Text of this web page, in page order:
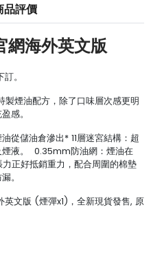
品評價
網海外英文版
。
製煙油配方，除了口味層次感更明
感。
從儲油倉滲出* 11層迷宮結構：超
煙液。 0.35mm防油網：煙油在
正好抵銷重力，配合周圍的棉墊
。
英文版 (煙彈x1)，全新現貨發售, 原